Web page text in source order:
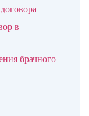
в
брачного